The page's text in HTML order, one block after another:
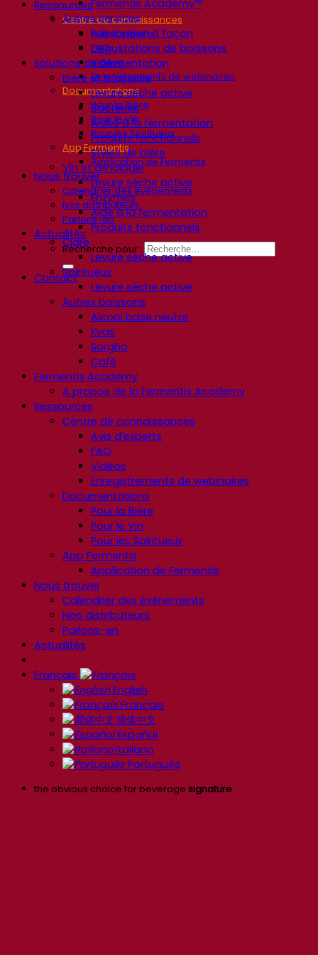
Ressources
Centre de connaissances
Avis d’experts
FAQ
Vidéos
Enregistrements de webinaires
Documentations
Pour la Bière
Pour le Vin
Pour les Spiritueux
App Fermentis
Application de Fermentis
Nous trouver
Calendrier des événements
Nos distributeurs
Parlons-en
Actualités
Recherche pour :
Contact
Fermentis Academy™
Autres services
Fabrication à façon
Dégustations de boissons
Solutions de fermentation
Bière et brasserie
Levure sèche active
Bactéries
Aides à la fermentation
Produits fonctionnels
Styles de bière
Vin et œnologie
Levure sèche active
Enzymes
Aide à la fermentation
Produits fonctionnels
Cidre
Levure sèche active
Spiritueux
Levure sèche active
Autres boissons
Alcool base neutre
Kvas
Sorgho
Café
Fermentis Academy
A propos de la Fermentis Academy
Ressources
Centre de connaissances
Avis d’experts
FAQ
Vidéos
Enregistrements de webinaires
Documentations
Pour la Bière
Pour le Vin
Pour les Spiritueux
App Fermentis
Application de Fermentis
Nous trouver
Calendrier des événements
Nos distributeurs
Parlons-en
Actualités
Français
English
Français
简体中文
Español
Italiano
Português
the obvious choice for beverage signature